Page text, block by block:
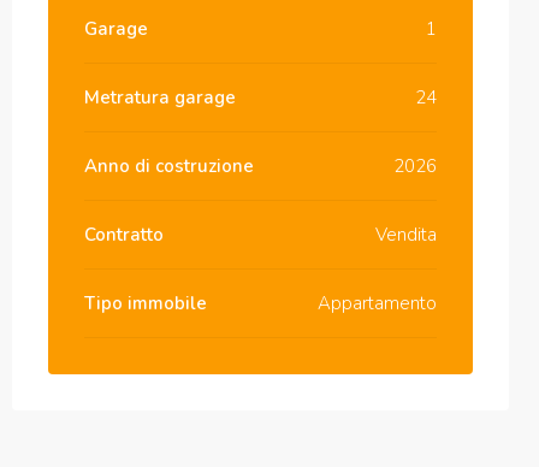
Garage 1
Metratura garage 24
Anno di costruzione 2026
Contratto Vendita
Tipo immobile Appartamento